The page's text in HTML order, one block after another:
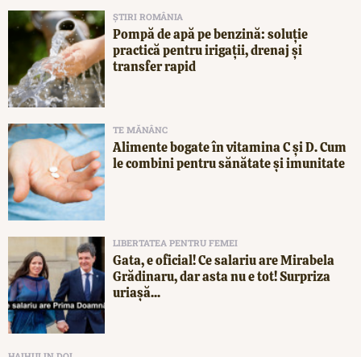
ȘTIRI ROMÂNIA
Pompă de apă pe benzină: soluție
practică pentru irigații, drenaj și
transfer rapid
TE MĂNÂNC
Alimente bogate în vitamina C și D. Cum
le combini pentru sănătate și imunitate
LIBERTATEA PENTRU FEMEI
Gata, e oficial! Ce salariu are Mirabela
Grădinaru, dar asta nu e tot! Surpriza
uriașă...